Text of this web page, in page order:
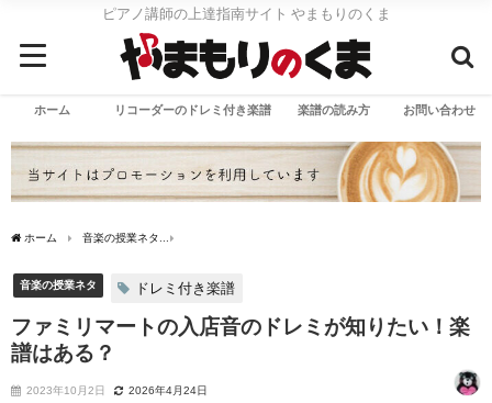
ピアノ講師の上達指南サイト やまもりのくま
ホーム リコーダーのドレミ付き楽譜 楽譜の読み方 お問い合わせ
ホーム 音楽の授業ネタ
音楽の授業ネタ ドレミ付き楽譜
ファミリマートの入店音のドレミが知りたい！楽
譜はある？
2023年10月2日 2026年4月24日